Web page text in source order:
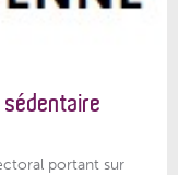
portant sur